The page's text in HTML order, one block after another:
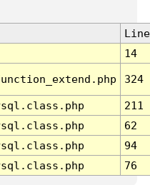
Line
14
324
211
62
94
76